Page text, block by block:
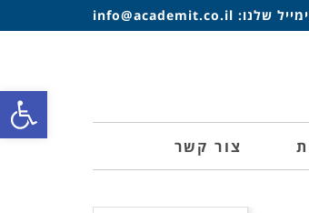
שלנו: info@academit.co.il
צור קשר
פתח